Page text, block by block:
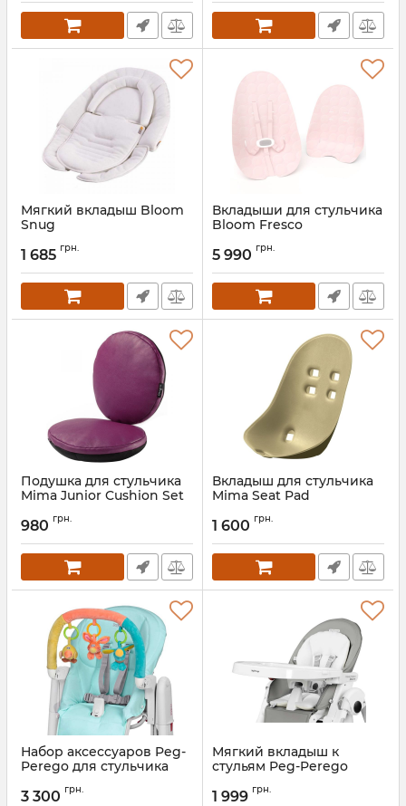
Мягкий вкладыш Bloom
Snug
1 685 грн.
Вкладыши для стульчика
Bloom Fresco
5 990 грн.
Подушка для стульчика
Mima Junior Cushion Set
980 грн.
Вкладыш для стульчика
Mima Seat Pad
1 600 грн.
Набор аксессуаров Peg-
Perego для стульчика
Артикул: IKAC0038--IN31
3 300 грн.
Мягкий вкладыш к
стульям Peg-Perego
1 999 грн.